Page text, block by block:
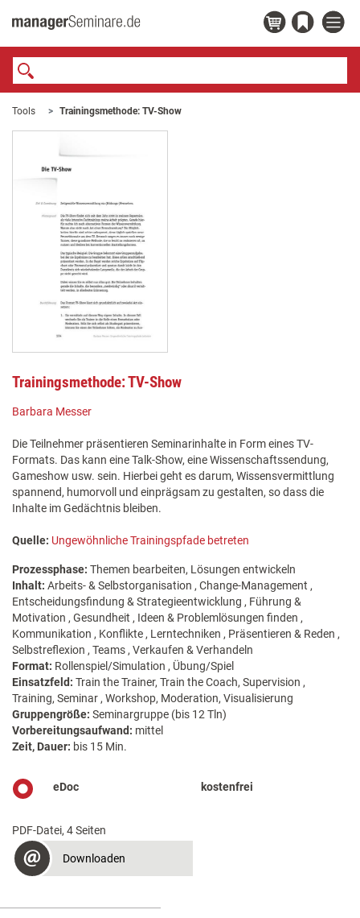
Tools Trainingsmethode: TV-Show
Trainingsmethode: TV-Show
Barbara Messer
Die Teilnehmer präsentieren Seminarinhalte in Form eines TV-
Formats. Das kann eine Talk-Show, eine Wissenschaftssendung,
Gameshow usw. sein. Hierbei geht es darum, Wissensvermittlung
spannend, humorvoll und einprägsam zu gestalten, so dass die
Inhalte im Gedächtnis bleiben.
Quelle: Ungewöhnliche Trainingspfade betreten
Prozessphase: Themen bearbeiten, Lösungen entwickeln
Inhalt: Arbeits- & Selbstorganisation , Change-Management ,
Entscheidungsfindung & Strategieentwicklung , Führung &
Motivation , Gesundheit , Ideen & Problemlösungen finden ,
Kommunikation , Konflikte , Lerntechniken , Präsentieren & Reden ,
Selbstreflexion , Teams , Verkaufen & Verhandeln
Format: Rollenspiel/Simulation , Übung/Spiel
Einsatzfeld: Train the Trainer, Train the Coach, Supervision ,
Training, Seminar , Workshop, Moderation, Visualisierung
Gruppengröße: Seminargruppe (bis 12 Tln)
Vorbereitungsaufwand: mittel
Zeit, Dauer: bis 15 Min.
eDoc kostenfrei
PDF-Datei, 4 Seiten
Downloaden